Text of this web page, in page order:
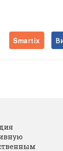
Smartix